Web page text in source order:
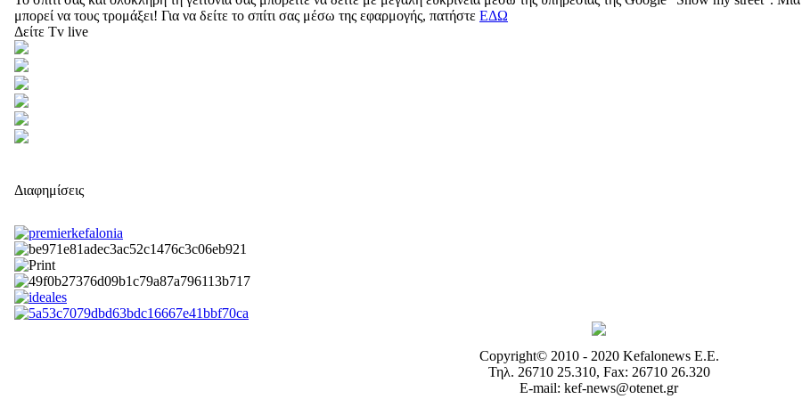
μπορεί να τους τρομάξει! Για να δείτε το σπίτι σας μέσω της εφαρμογής, πατήστε ΕΔΩ
Δείτε Tv live
Διαφημίσεις
Copyright© 2010 - 2020 Kefalonews Ε.E.
Τηλ. 26710 25.310, Fax: 26710 26.320
E-mail: kef-news@otenet.gr